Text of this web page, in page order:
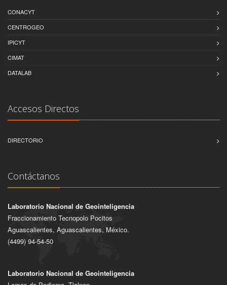
CONACYT
CENTROGEO
IPICYT
CIMAT
DATALAB
Accesos Directos
DIRECTORIO
Contáctanos
Laboratorio Nacional de Geointeligencia
Fraccionamiento Tecnopolo Pocitos
Aguascalientes, Aguascalientes, México.
(4499) 94-54-50
Laboratorio Nacional de Geointeligencia